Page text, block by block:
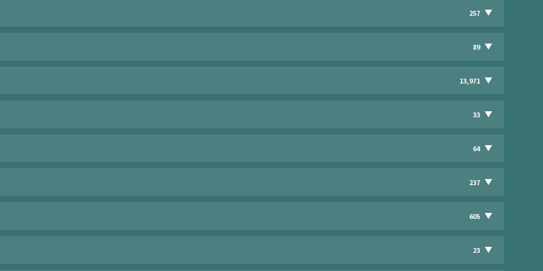
257
89
13,971
33
64
237
605
23